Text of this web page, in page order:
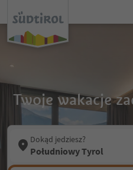
Twoje wakacje
Dokąd jedziesz?
Południowy Tyrol